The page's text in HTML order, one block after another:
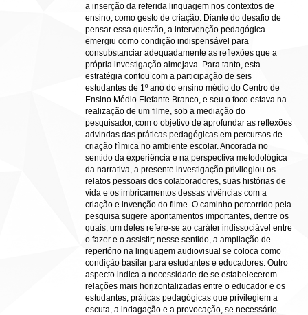
a inserção da referida linguagem nos contextos de
ensino, como gesto de criação. Diante do desafio de
pensar essa questão, a intervenção pedagógica
emergiu como condição indispensável para
consubstanciar adequadamente as reflexões que a
própria investigação almejava. Para tanto, esta
estratégia contou com a participação de seis
estudantes de 1º ano do ensino médio do Centro de
Ensino Médio Elefante Branco, e seu o foco estava na
realização de um filme, sob a mediação do
pesquisador, com o objetivo de aprofundar as reflexões
advindas das práticas pedagógicas em percursos de
criação fílmica no ambiente escolar. Ancorada no
sentido da experiência e na perspectiva metodológica
da narrativa, a presente investigação privilegiou os
relatos pessoais dos colaboradores, suas histórias de
vida e os imbricamentos dessas vivências com a
criação e invenção do filme. O caminho percorrido pela
pesquisa sugere apontamentos importantes, dentre os
quais, um deles refere-se ao caráter indissociável entre
o fazer e o assistir; nesse sentido, a ampliação de
repertório na linguagem audiovisual se coloca como
condição basilar para estudantes e educadores. Outro
aspecto indica a necessidade de se estabelecerem
relações mais horizontalizadas entre o educador e os
estudantes, práticas pedagógicas que privilegiem a
escuta, a indagação e a provocação, se necessário.